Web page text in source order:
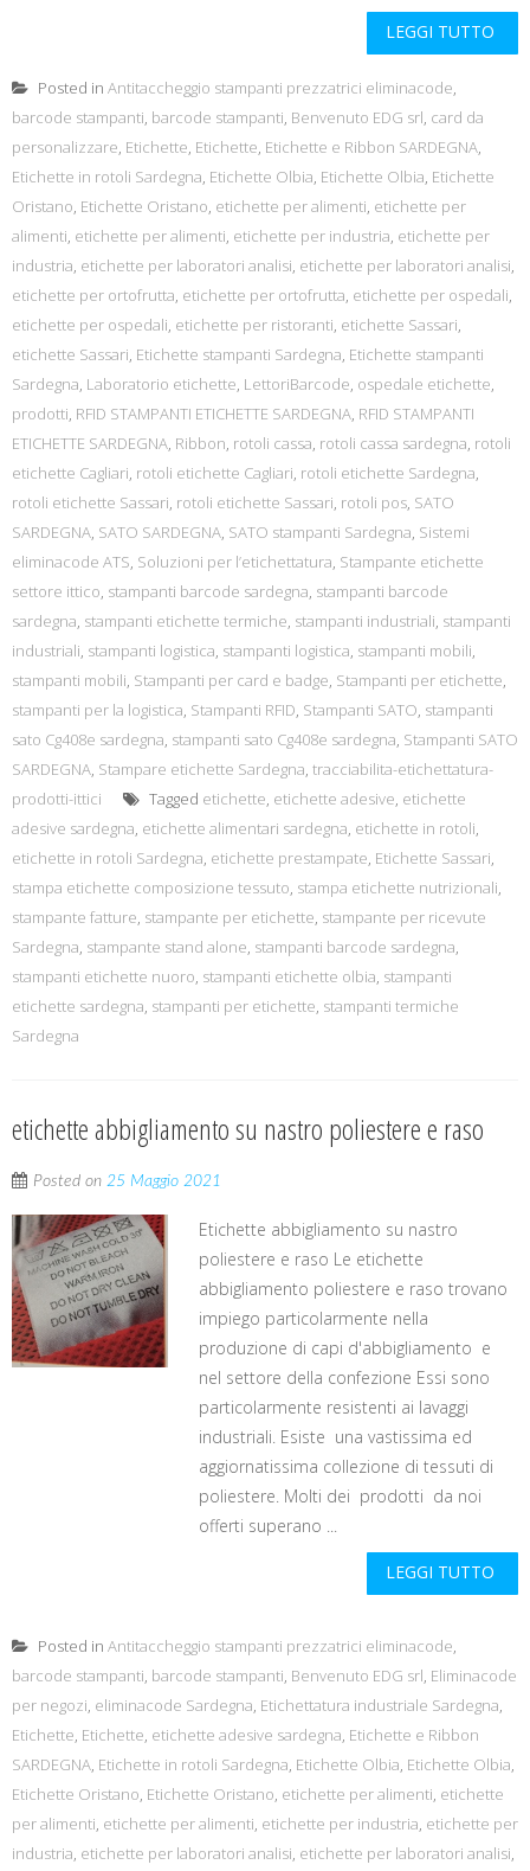
LEGGI TUTTO
Posted in Antitaccheggio stampanti prezzatrici eliminacode,
barcode stampanti, barcode stampanti, Benvenuto EDG srl, card da
personalizzare, Etichette, Etichette, Etichette e Ribbon SARDEGNA,
Etichette in rotoli Sardegna, Etichette Olbia, Etichette Olbia, Etichette
Oristano, Etichette Oristano, etichette per alimenti, etichette per
alimenti, etichette per alimenti, etichette per industria, etichette per
industria, etichette per laboratori analisi, etichette per laboratori analisi,
etichette per ortofrutta, etichette per ortofrutta, etichette per ospedali,
etichette per ospedali, etichette per ristoranti, etichette Sassari,
etichette Sassari, Etichette stampanti Sardegna, Etichette stampanti
Sardegna, Laboratorio etichette, LettoriBarcode, ospedale etichette,
prodotti, RFID STAMPANTI ETICHETTE SARDEGNA, RFID STAMPANTI
ETICHETTE SARDEGNA, Ribbon, rotoli cassa, rotoli cassa sardegna, rotoli
etichette Cagliari, rotoli etichette Cagliari, rotoli etichette Sardegna,
rotoli etichette Sassari, rotoli etichette Sassari, rotoli pos, SATO
SARDEGNA, SATO SARDEGNA, SATO stampanti Sardegna, Sistemi
eliminacode ATS, Soluzioni per l’etichettatura, Stampante etichette
settore ittico, stampanti barcode sardegna, stampanti barcode
sardegna, stampanti etichette termiche, stampanti industriali, stampanti
industriali, stampanti logistica, stampanti logistica, stampanti mobili,
stampanti mobili, Stampanti per card e badge, Stampanti per etichette,
stampanti per la logistica, Stampanti RFID, Stampanti SATO, stampanti
sato Cg408e sardegna, stampanti sato Cg408e sardegna, Stampanti SATO
SARDEGNA, Stampare etichette Sardegna, tracciabilita-etichettatura-
prodotti-ittici
Tagged etichette, etichette adesive, etichette
adesive sardegna, etichette alimentari sardegna, etichette in rotoli,
etichette in rotoli Sardegna, etichette prestampate, Etichette Sassari,
stampa etichette composizione tessuto, stampa etichette nutrizionali,
stampante fatture, stampante per etichette, stampante per ricevute
Sardegna, stampante stand alone, stampanti barcode sardegna,
stampanti etichette nuoro, stampanti etichette olbia, stampanti
etichette sardegna, stampanti per etichette, stampanti termiche
Sardegna
etichette abbigliamento su nastro poliestere e raso
Posted on 25 Maggio 2021
Etichette abbigliamento su nastro
poliestere e raso Le etichette
abbigliamento poliestere e raso trovano
impiego particolarmente nella
produzione di capi d'abbigliamento e
nel settore della confezione Essi sono
particolarmente resistenti ai lavaggi
industriali. Esiste una vastissima ed
aggiornatissima collezione di tessuti di
poliestere. Molti dei prodotti da noi
offerti superano ...
LEGGI TUTTO
Posted in Antitaccheggio stampanti prezzatrici eliminacode,
barcode stampanti, barcode stampanti, Benvenuto EDG srl, Eliminacode
per negozi, eliminacode Sardegna, Etichettatura industriale Sardegna,
Etichette, Etichette, etichette adesive sardegna, Etichette e Ribbon
SARDEGNA, Etichette in rotoli Sardegna, Etichette Olbia, Etichette Olbia,
Etichette Oristano, Etichette Oristano, etichette per alimenti, etichette
per alimenti, etichette per alimenti, etichette per industria, etichette per
industria, etichette per laboratori analisi, etichette per laboratori analisi,